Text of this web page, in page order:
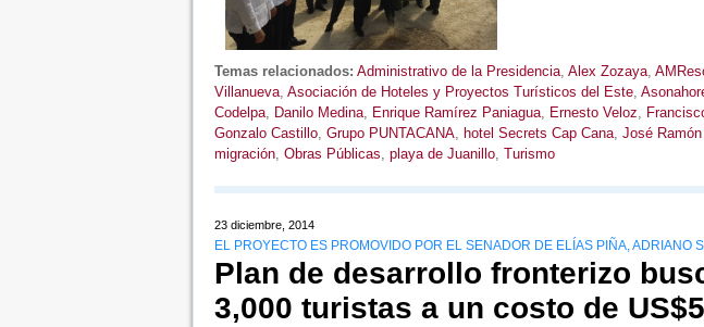
Temas relacionados: Administrativo de la Presidencia, Alex Zozaya,
Villanueva, Asociación de Hoteles y Proyectos Turísticos del Este,
Codelpa, Danilo Medina, Enrique Ramírez Paniagua, Ernesto Veloz,
Gonzalo Castillo, Grupo PUNTACANA, hotel Secrets Cap Cana, José
migración, Obras Públicas, playa de Juanillo, Turismo
23 diciembre, 2014
EL PROYECTO ES PROMOVIDO POR EL SENADOR DE ELÍAS PIÑA, ADRIANO
Plan de desarrollo fronterizo
3,000 turistas a un costo de